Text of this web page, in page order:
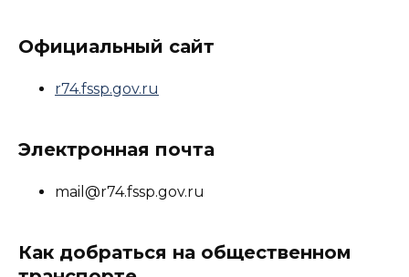
Официальный сайт
r74.fssp.gov.ru
Электронная почта
mail@r74.fssp.gov.ru
Как добраться на общественном